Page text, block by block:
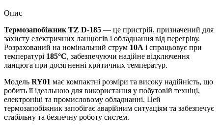
Опис
Термозапобіжник TZ D-185 — це пристрій, призначений для
захисту електричних ланцюгів і обладнання від перегріву.
Розрахований на номінальний струм 10А і спрацьовує при
температурі 185°C, забезпечуючи надійне відключення
ланцюга при досягненні критичних температур.
Модель RY01 має компактні розміри та високу надійність, що
робить її ідеальною для використання у побутовій техніці,
електроніці та промисловому обладнанні. Цей
термозапобіжник запобігає аварійним ситуаціям та забезпечує
стабільну та безпечну роботу систем.